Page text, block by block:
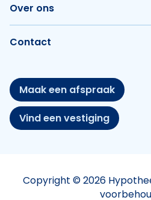
Over ons
Contact
Maak een afspraak
Vind een vestiging
Copyright © 2026